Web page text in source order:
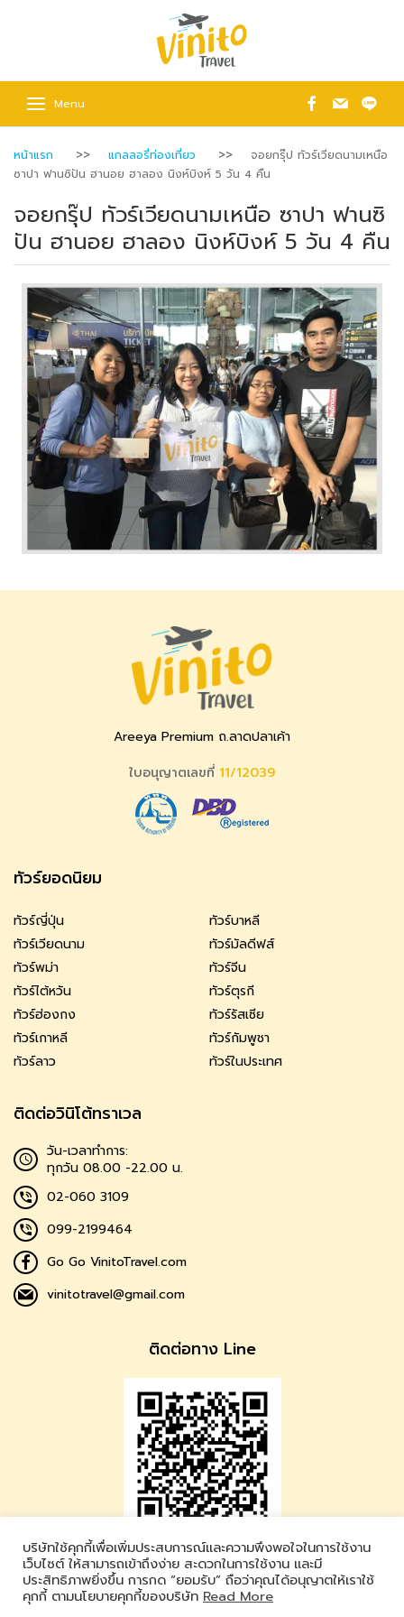
Menu
หน้าแรก แกลลอรี่ท่องเที่ยว
จอยกรุ๊ป ทัวร์เวียดนามเหนือ
ซาปา ฟานซิปัน ฮานอย ฮาลอง นิงห์บิงห์ 5 วัน 4 คืน
จอยกรุ๊ป ทัวร์เวียดนามเหนือ ซาปา ฟานซิ
ปัน ฮานอย ฮาลอง นิงห์บิงห์ 5 วัน 4 คืน
บริษัทใช้คุกกี้เพื่อเพิ่มประสบการณ์และความพึงพอใจในการใช้งาน
เว็บไซต์ ให้สามารถเข้าถึงง่าย สะดวกในการใช้งาน และมี
ประสิทธิภาพยิ่งขึ้น การกด “ยอมรับ” ถือว่าคุณได้อนุญาตให้เราใช้
คุกกี้ ตามนโยบายคุกกี้ของบริษัท Read More
Areeya Premium ถ.ลาดปลาเค้า
ใบอนุญาตเลขที่ 11/12039
ทัวร์ยอดนิยม
ทัวร์ญี่ปุ่น
ทัวร์บาหลี
ทัวร์เวียดนาม
ทัวร์มัลดีฟส์
ทัวร์พม่า
ทัวร์จีน
ทัวร์ไต้หวัน
ทัวร์ตุรกี
ทัวร์ฮ่องกง
ทัวร์รัสเซีย
ทัวร์เกาหลี
ทัวร์กัมพูชา
ทัวร์ลาว
ทัวร์ในประเทศ
ติดต่อวินิโต้ทราเวล
วัน-เวลาทำการ:
ทุกวัน 08.00 -22.00 น.
02-060 3109
099-2199464
Go Go VinitoTravel.com
vinitotravel@gmail.com
ติดต่อทาง Line
Vinito Travel
LINE ID : @vinitotravel